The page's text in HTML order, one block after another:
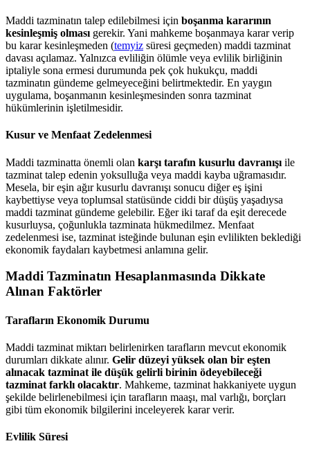
Maddi tazminatın talep edilebilmesi için boşanma kararının
kesinleşmiş olması gerekir. Yani mahkeme boşanmaya karar verip
bu karar kesinleşmeden (temyiz süresi geçmeden) maddi tazminat
davası açılamaz. Yalnızca evliliğin ölümle veya evlilik birliğinin
iptaliyle sona ermesi durumunda pek çok hukukçu, maddi
tazminatın gündeme gelmeyeceğini belirtmektedir. En yaygın
uygulama, boşanmanın kesinleşmesinden sonra tazminat
hükümlerinin işletilmesidir.
Kusur ve Menfaat Zedelenmesi
Maddi tazminatta önemli olan karşı tarafın kusurlu davranışı ile
tazminat talep edenin yoksulluğa veya maddi kayba uğramasıdır.
Mesela, bir eşin ağır kusurlu davranışı sonucu diğer eş işini
kaybettiyse veya toplumsal statüsünde ciddi bir düşüş yaşadıysa
maddi tazminat gündeme gelebilir. Eğer iki taraf da eşit derecede
kusurluysa, çoğunlukla tazminata hükmedilmez. Menfaat
zedelenmesi ise, tazminat isteğinde bulunan eşin evlilikten beklediği
ekonomik faydaları kaybetmesi anlamına gelir.
Maddi Tazminatın Hesaplanmasında Dikkate
Alınan Faktörler
Tarafların Ekonomik Durumu
Maddi tazminat miktarı belirlenirken tarafların mevcut ekonomik
durumları dikkate alınır. Gelir düzeyi yüksek olan bir eşten
alınacak tazminat ile düşük gelirli birinin ödeyebileceği
tazminat farklı olacaktır. Mahkeme, tazminat hakkaniyete uygun
şekilde belirlenebilmesi için tarafların maaşı, mal varlığı, borçları
gibi tüm ekonomik bilgilerini inceleyerek karar verir.
Evlilik Süresi